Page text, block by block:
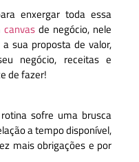
enxergar toda essa
canvas de negócio, nele
sua proposta de valor,
negócio, receitas e
de fazer!
sofre uma brusca
a tempo disponível,
mais obrigações e por